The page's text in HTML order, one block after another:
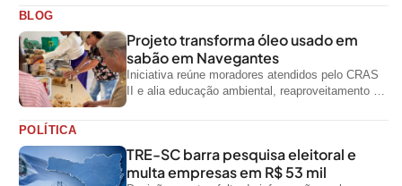
BLOG
Projeto transforma óleo usado em
sabão em Navegantes
Iniciativa reúne moradores atendidos pelo CRAS
II e alia educação ambiental, reaproveitamento de
POLÍTICA
TRE-SC barra pesquisa eleitoral e
multa empresas em R$ 53 mil